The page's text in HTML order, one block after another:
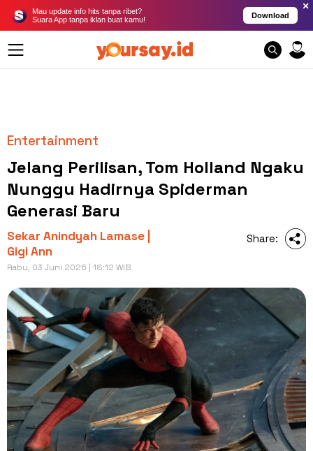
Mau update info hits tanpa ribet?
Suara App tanpa iklan buat kamu!
Download
×
Entertainment
Jelang Perilisan, Tom Holland Ngaku
Nunggu Hadirnya Spiderman
Generasi Baru
Sekar Anindyah Lamase |
Gigi Ann
Rabu, 03 Juni 2026 | 18:12 WIB
Share: